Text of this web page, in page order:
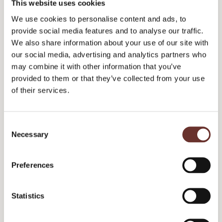
This website uses cookies
We use cookies to personalise content and ads, to
provide social media features and to analyse our traffic.
We also share information about your use of our site with
our social media, advertising and analytics partners who
may combine it with other information that you’ve
provided to them or that they’ve collected from your use
of their services.
Necessary
Preferences
Statistics
Proaktiv og reaktiv pressekontakt
Debatindlæg